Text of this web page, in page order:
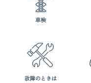
車検
故障のときは